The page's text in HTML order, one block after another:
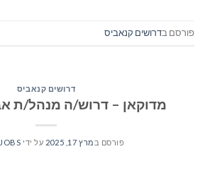
פורסם בדרושים קנאביס
דרושים קנאביס
מדוקאן – דרוש/ה מנהל/ת
פורסם במרץ 17, 2025 על ידי